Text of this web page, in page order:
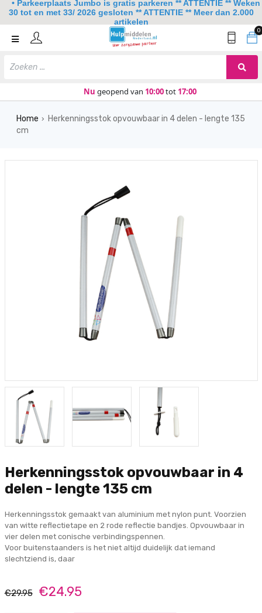
0
Nu geopend van 10:00tot 17:00
Home
Keuken
Home › Herkenningsstok opvouwbaar in 4 delen - lengte 135
cm
Herkenningsstok opvouwbaar in 4
delen - lengte 135 cm
Herkenningsstok gemaakt van aluminium met nylon punt. Voorzien
van witte reflectietape en 2 rode reflectie bandjes. Opvouwbaar in
vier delen met conische verbindingspennen.
Voor buitenstaanders is het niet altijd duidelijk dat iemand
slechtziend is, daar
€29.95 €24.95
• Parkeerplaats Jumbo is gratis parkeren ** ATTENTIE ** Weken
30 tot en met 33/ 2026 gesloten ** ATTENTIE ** Meer dan 2.000
artikelen